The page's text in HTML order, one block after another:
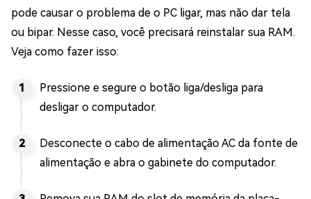
pode causar o problema de o PC ligar, mas não dar tela
ou bipar. Nesse caso, você precisará reinstalar sua RAM.
Veja como fazer isso:
Pressione e segure o botão liga/desliga para
desligar o computador.
Desconecte o cabo de alimentação AC da fonte de
alimentação e abra o gabinete do computador.